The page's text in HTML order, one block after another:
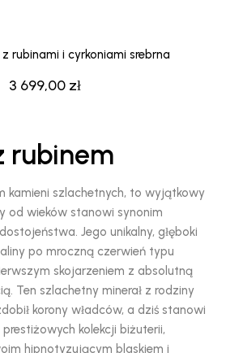
3 699,00 zł
rubinami i cyrkoniami srebrna
rubinem
kamieni szlachetnych, to wyjątkowy
od wieków stanowi synonim
Jego unikalny, głęboki
po mroczną czerwień typu
skojarzeniem z absolutną
Ten szlachetny minerał z rodziny
korony władców, a dziś stanowi
kolekcji biżuterii,
hipnotyzującym blaskiem i